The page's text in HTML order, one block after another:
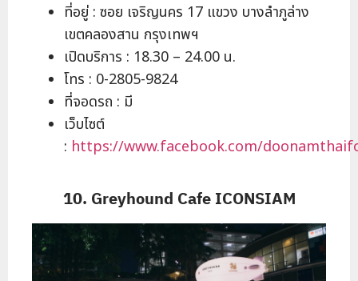
ที่อยู่ : ซอย เจริญนคร 17 แขวง บางลำภูล่าง
เขตคลองสาน กรุงเทพฯ
เปิดบริการ : 18.30 – 24.00 น.
โทร : 0-2805-9824
ที่จอดรถ : มี
เว็บไซต์
: https://www.facebook.com/
10. Greyhound Cafe ICONSIAM